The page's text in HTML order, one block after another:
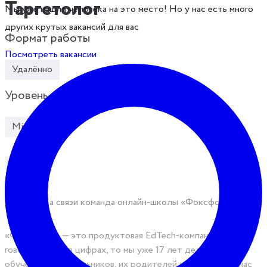
Мы уже нашли человека на это место! Но у нас есть много
других крутых вакансий для вас
Посмотреть вакансии
Таргетолог
Формат работы
Удалённо
Уровень
Middle
Привет! На связи команда онлайн-школы «Фоксфорд».
«Фоксфорд» — это продуктовая EdTech-компания. Если
говорить о нас в цифрах, то мы уже 17 лет делаем онлайн-